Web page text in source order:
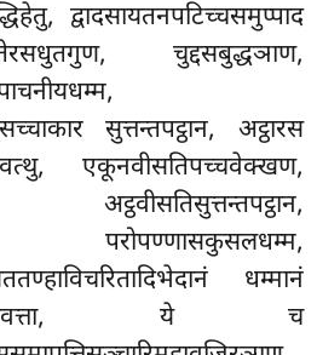
द्वादसायतनपटिच्चसमुप्पाद
चुद्दसबुद्धञाण,
सुत्तन्तपट्ठान, अट्ठारस
एकूनवीसतिपच्चवेक्खण,
परोपण्णासकुसलधम्म,
धम्मानं
ये च